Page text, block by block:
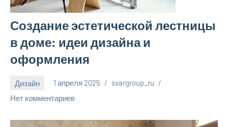
Создание эстетической лестницы
в доме: идеи дизайна и
оформления
Дизайн 1 апреля 2025
svargroup_ru
Нет комментариев